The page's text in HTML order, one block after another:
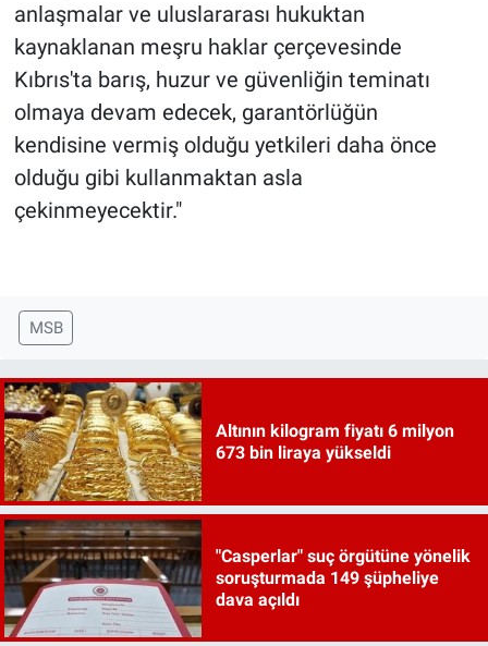
anlaşmalar ve uluslararası hukuktan
kaynaklanan meşru haklar çerçevesinde
Kıbrıs'ta barış, huzur ve güvenliğin teminatı
olmaya devam edecek, garantörlüğün
kendisine vermiş olduğu yetkileri daha önce
olduğu gibi kullanmaktan asla
çekinmeyecektir."
MSB
Altının kilogram fiyatı 6 milyon
673 bin liraya yükseldi
"Casperlar" suç örgütüne yönelik
soruşturmada 149 şüpheliye
dava açıldı